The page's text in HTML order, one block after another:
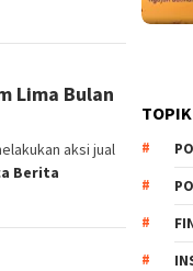
Lima Bulan
aksi jual
Berita